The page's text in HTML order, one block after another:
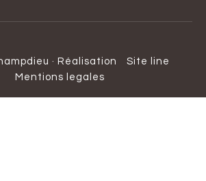
· Réalisation
Site line
Mentions legales